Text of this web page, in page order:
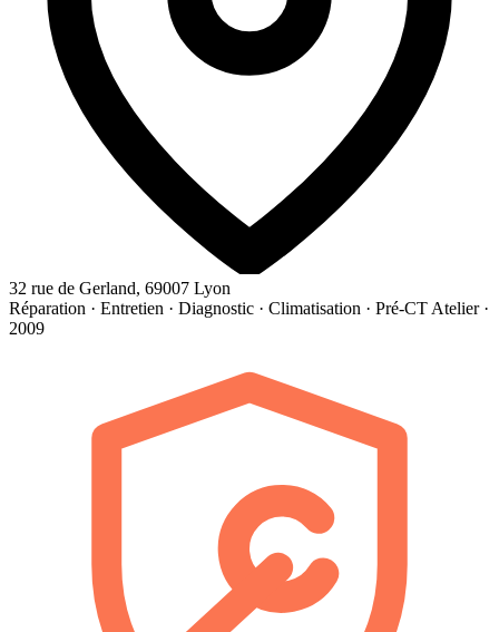
32 rue de Gerland, 69007 Lyon
Réparation · Entretien · Diagnostic · Climatisation · Pré-CT Atelier ·
2009